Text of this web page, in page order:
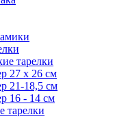
тарелки
27 х 26 см
21-18,5 см
16 - 14 см
тарелки